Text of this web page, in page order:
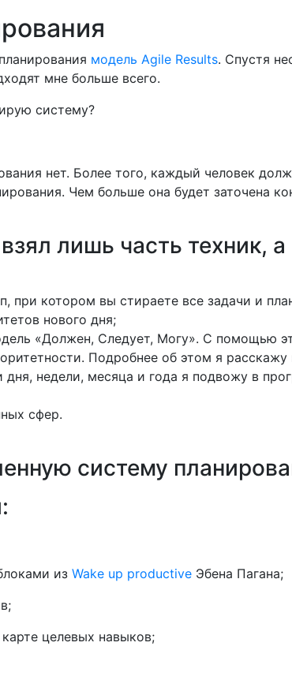
модель Agile Results. Спустя
мне больше всего.
систему?
нет. Более того, каждый человек
Чем больше она будет заточена
лишь часть техник, а
котором вы стираете все задачи и
нового дня;
«Должен, Следует, Могу». С помощью
Подробнее об этом я
недели, месяца и года я подвожу в
сфер.
систему
из Wake up productive Эбена Пагана;
целевых навыков;